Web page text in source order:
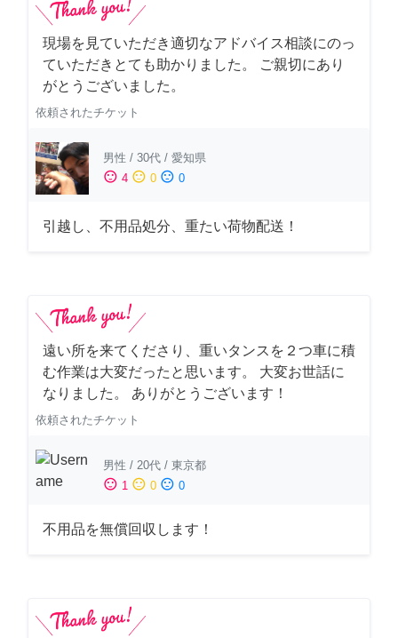
現場を見ていただき適切なアドバイス相談にのっ
ていただきとても助かりました。 ご親切にあり
がとうございました。
依頼されたチケット
男性 / 30代 / 愛知県
sentiment_satisfied 4 sentiment_neutral 0 sentiment_dissatisfied 0
引越し、不用品処分、重たい荷物配送！
遠い所を来てくださり、重いタンスを２つ車に積
む作業は大変だったと思います。 大変お世話に
なりました。 ありがとうございます！
依頼されたチケット
男性 / 20代 / 東京都
sentiment_satisfied 1 sentiment_neutral 0 sentiment_dissatisfied 0
不用品を無償回収します！